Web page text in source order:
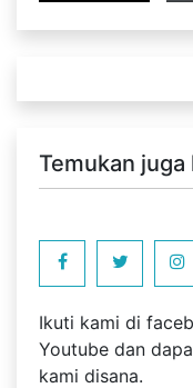
Temukan juga
Ikuti kami di
Youtube dan
kami disana.